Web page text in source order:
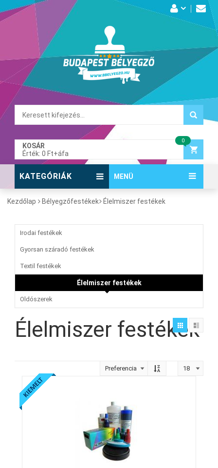
KOSÁR
Érték: 0 Ft+áfa
0
KATEGÓRIÁK MENÜ
Kezdőlap Bélyegzőfestékek Élelmiszer festékek
Irodai festékek
Gyorsan száradó festékek
Textil festékek
Élelmiszer festékek
Oldószerek
Élelmiszer festékek